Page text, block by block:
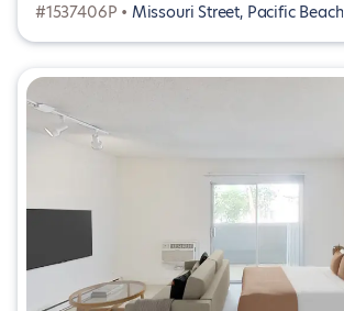
#1537406P • Missouri Street, Pacific Beach